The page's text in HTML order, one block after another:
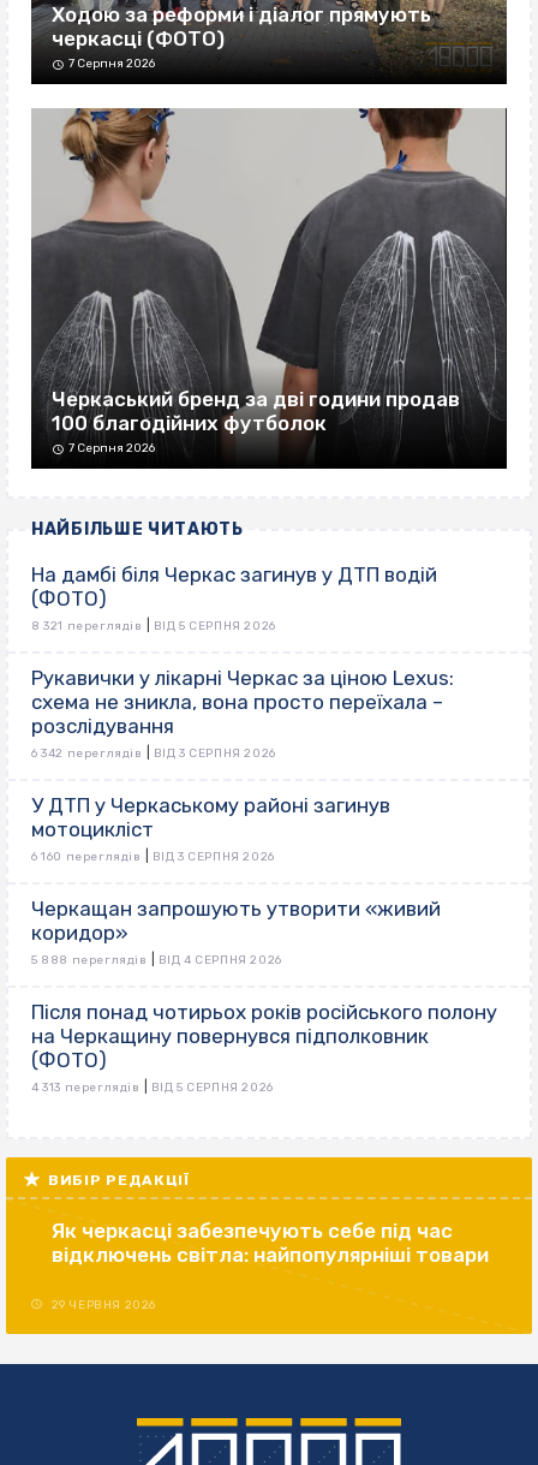
Ходою за реформи і діалог прямують
черкасці (ФОТО)
7 Серпня 2026
Черкаський бренд за дві години продав
100 благодійних футболок
7 Серпня 2026
НАЙБІЛЬШЕ ЧИТАЮТЬ
На дамбі біля Черкас загинув у ДТП водій
(ФОТО)
8 321 переглядів ВІД 5 СЕРПНЯ 2026
Рукавички у лікарні Черкас за ціною Lexus:
схема не зникла, вона просто переїхала –
розслідування
6 342 переглядів ВІД 3 СЕРПНЯ 2026
У ДТП у Черкаському районі загинув
мотоцикліст
6 160 переглядів ВІД 3 СЕРПНЯ 2026
Черкащан запрошують утворити «живий
коридор»
5 888 переглядів ВІД 4 СЕРПНЯ 2026
Після понад чотирьох років російського полону
на Черкащину повернувся підполковник
(ФОТО)
4 313 переглядів ВІД 5 СЕРПНЯ 2026
ВИБІР РЕДАКЦІЇ
Як черкасці забезпечують себе під час
відключень світла: найпопулярніші товари
29 ЧЕРВНЯ 2026